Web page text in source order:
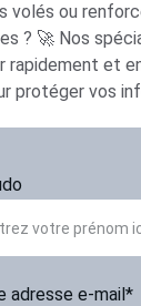
adresse e-mail*
volés ou
? 🚀 Nos
rapidement et
protéger vos